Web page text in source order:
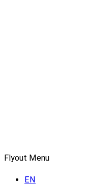
Flyout Menu
EN